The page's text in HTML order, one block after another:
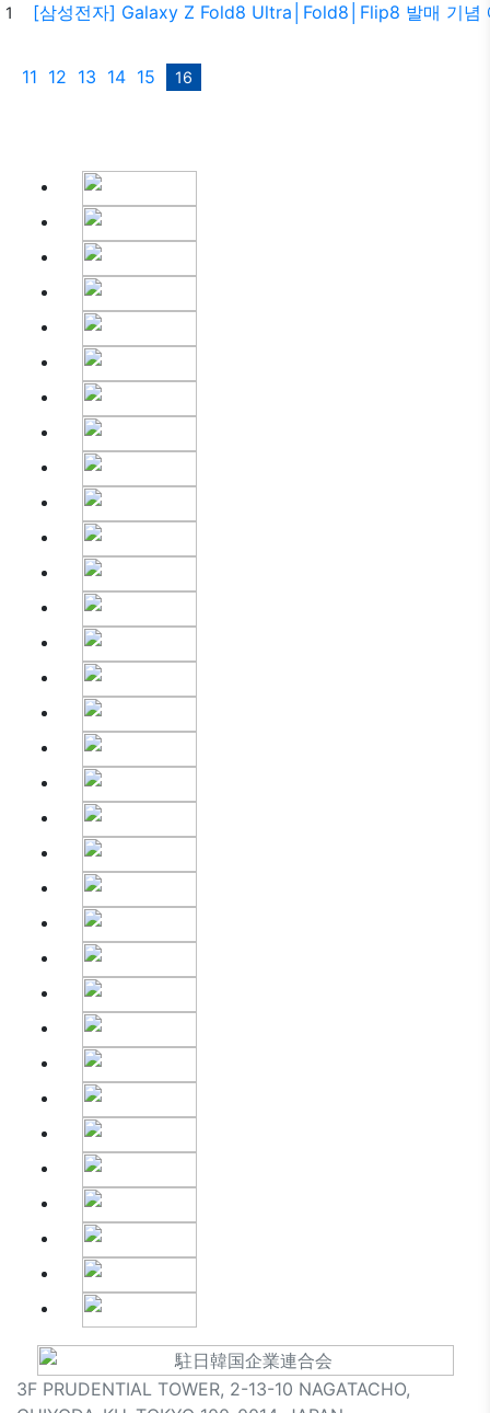
1 [삼성전자] Galaxy Z Fold8 Ultra│Fold8│Flip8 발매 기
11 12 13 14 15 16
3F PRUDENTIAL TOWER, 2-13-10 NAGATACHO,